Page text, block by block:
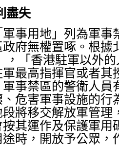
盡失
事用地」列為軍事
府無權置啄。根據
，「香港駐軍以外
最高指揮官或者其
事禁區的警衛人員
危害軍事設施的行
將移交解放軍管理
其運作及保護軍用
時，開放予公眾，